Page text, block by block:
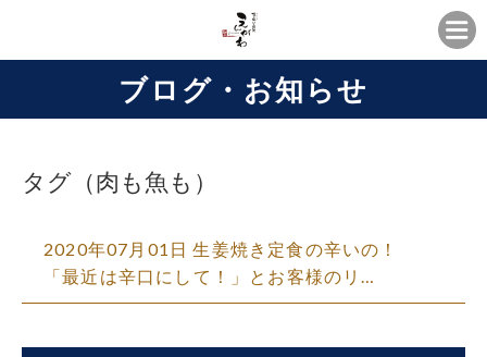
ブログ・お知らせ
タグ（肉も魚も）
2020年07月01日 生姜焼き定食の辛いの！
「最近は辛口にして！」とお客様のリ…